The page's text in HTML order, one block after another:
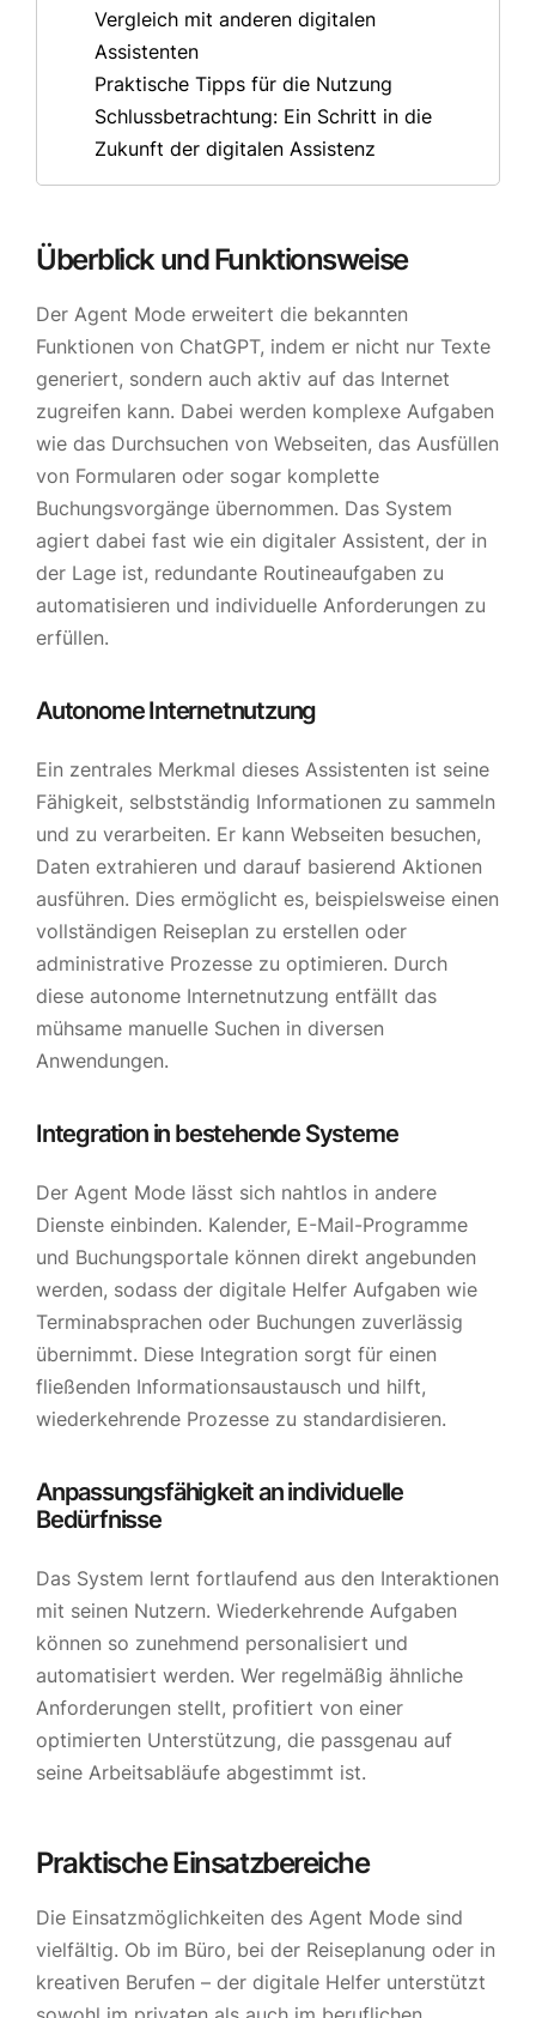
Vergleich mit anderen digitalen
Assistenten
Praktische Tipps für die Nutzung
Schlussbetrachtung: Ein Schritt in die
Zukunft der digitalen Assistenz
Überblick und Funktionsweise
Der Agent Mode erweitert die bekannten
Funktionen von ChatGPT, indem er nicht nur Texte
generiert, sondern auch aktiv auf das Internet
zugreifen kann. Dabei werden komplexe Aufgaben
wie das Durchsuchen von Webseiten, das Ausfüllen
von Formularen oder sogar komplette
Buchungsvorgänge übernommen. Das System
agiert dabei fast wie ein digitaler Assistent, der in
der Lage ist, redundante Routineaufgaben zu
automatisieren und individuelle Anforderungen zu
erfüllen.
Autonome Internetnutzung
Ein zentrales Merkmal dieses Assistenten ist seine
Fähigkeit, selbstständig Informationen zu sammeln
und zu verarbeiten. Er kann Webseiten besuchen,
Daten extrahieren und darauf basierend Aktionen
ausführen. Dies ermöglicht es, beispielsweise einen
vollständigen Reiseplan zu erstellen oder
administrative Prozesse zu optimieren. Durch
diese autonome Internetnutzung entfällt das
mühsame manuelle Suchen in diversen
Anwendungen.
Integration in bestehende Systeme
Der Agent Mode lässt sich nahtlos in andere
Dienste einbinden. Kalender, E-Mail-Programme
und Buchungsportale können direkt angebunden
werden, sodass der digitale Helfer Aufgaben wie
Terminabsprachen oder Buchungen zuverlässig
übernimmt. Diese Integration sorgt für einen
fließenden Informationsaustausch und hilft,
wiederkehrende Prozesse zu standardisieren.
Anpassungsfähigkeit an individuelle
Bedürfnisse
Das System lernt fortlaufend aus den Interaktionen
mit seinen Nutzern. Wiederkehrende Aufgaben
können so zunehmend personalisiert und
automatisiert werden. Wer regelmäßig ähnliche
Anforderungen stellt, profitiert von einer
optimierten Unterstützung, die passgenau auf
seine Arbeitsabläufe abgestimmt ist.
Praktische Einsatzbereiche
Die Einsatzmöglichkeiten des Agent Mode sind
vielfältig. Ob im Büro, bei der Reiseplanung oder in
kreativen Berufen – der digitale Helfer unterstützt